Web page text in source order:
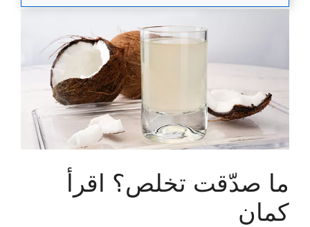
ما صدّقت تخلص؟ اقرأ
كمان